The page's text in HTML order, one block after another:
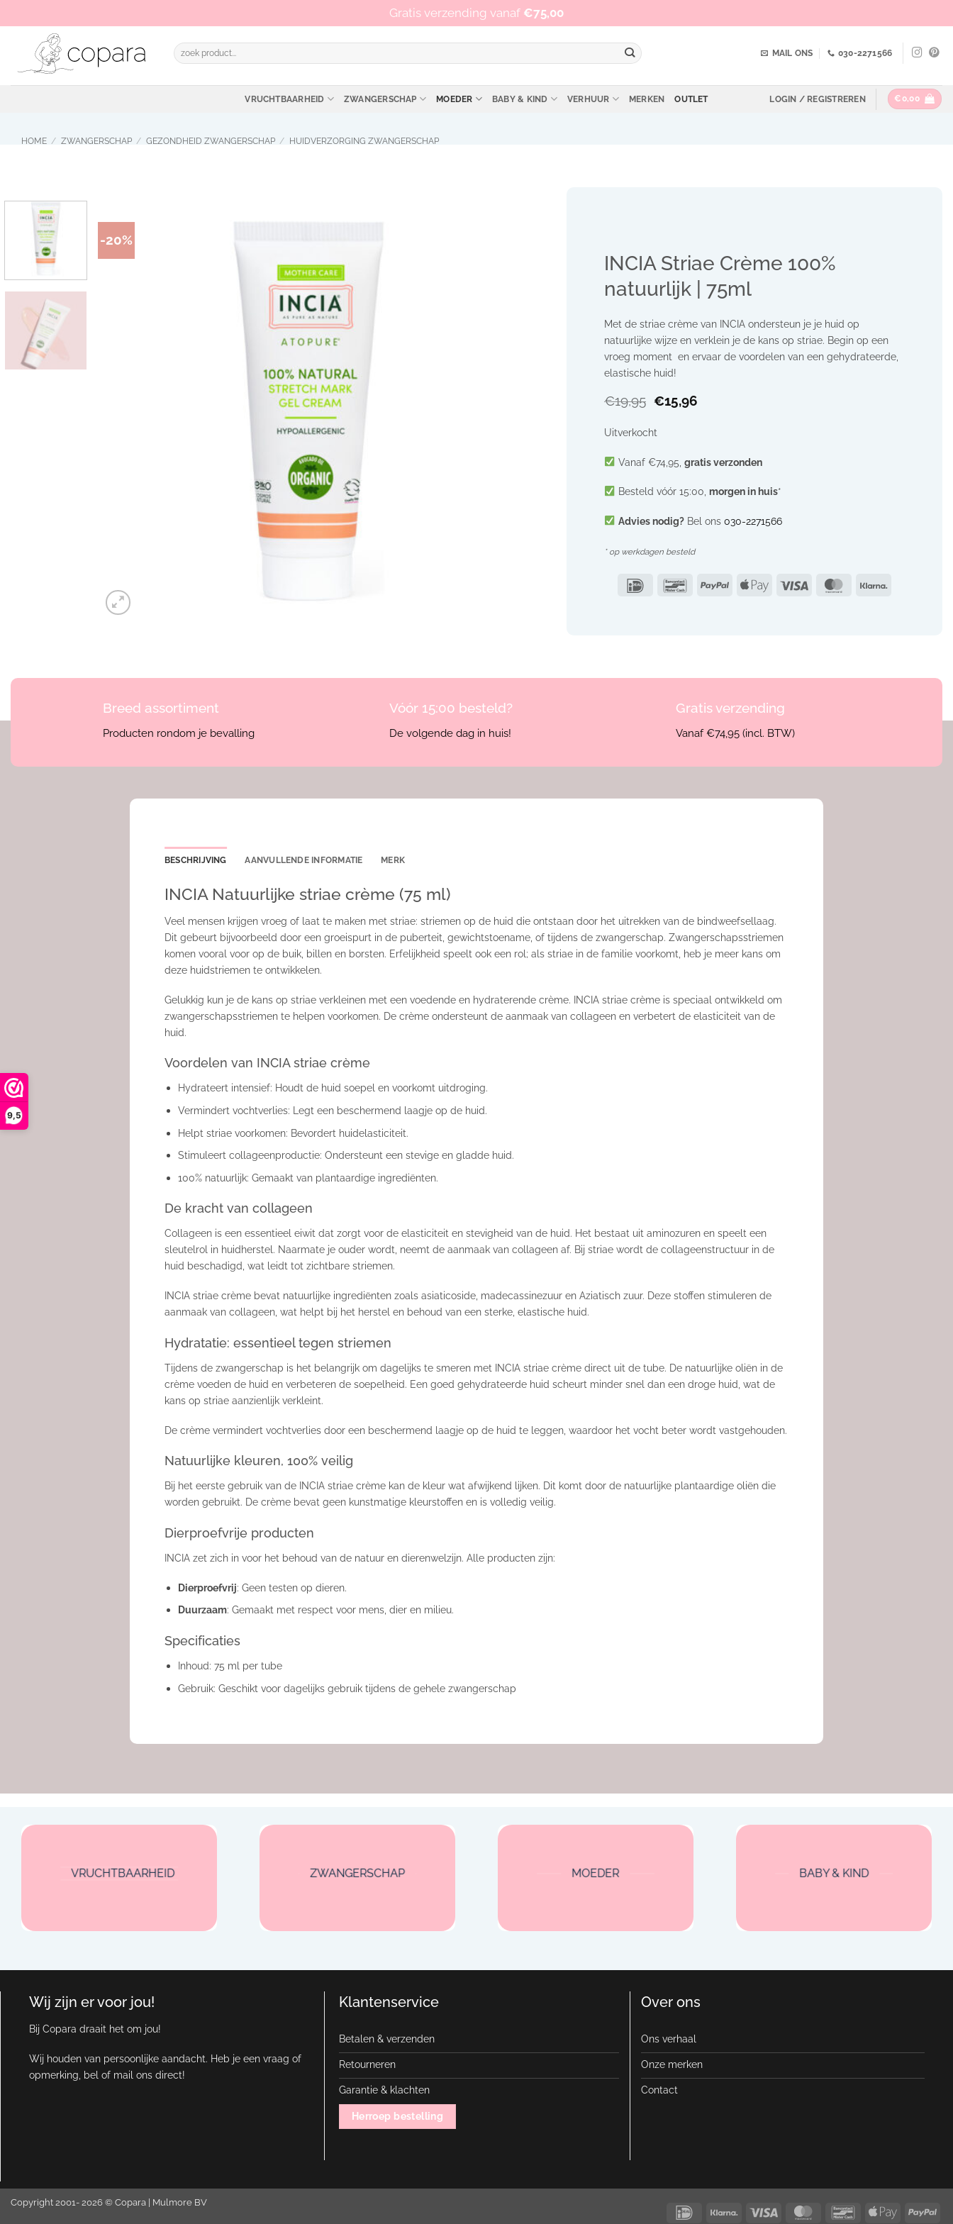
9,5
naar
Op werkdagen vóór 15:00 besteld, zelfde dag verzonden!
Zoeken
naar:
MAIL ONS 030-2271566
VRUCHTBAARHEID ZWANGERSCHAP MOEDER BABY & KIND VERHUUR MERKEN OUTLET LOGIN / REGISTREREN €0,00
HOME / ZWANGERSCHAP / GEZONDHEID ZWANGERSCHAP / HUIDVERZORGING ZWANGERSCHAP
-20%
INCIA Striae Crème 100%
natuurlijk | 75ml
Met de striae crème van INCIA ondersteun je je huid op
natuurlijke wijze en verklein je de kans op striae. Begin op een
vroeg moment en ervaar de voordelen van een gehydrateerde,
elastische huid!
€19,95 Oorspronkelijke
prijs
was:
€19,95.
€15,96Huidige
Uitverkocht
Vanaf €74,95,gratis verzonden
Besteld vóór 15:00,morgen in huis*
Advies nodig? Bel ons030-2271566
* op werkdagen besteld
IDeal BancontactPayPal Apple
Visa MasterCard
Breed assortiment
Producten rondom je bevalling
Vóór 15:00 besteld?
De volgende dag in huis!
Gratis verzending
Vanaf €74,95 (incl. BTW)
BESCHRIJVING AANVULLENDE INFORMATIE MERK
INCIA Natuurlijke striae crème (75 ml)
Veel mensen krijgen vroeg of laat te maken met striae: striemen op de huid die ontstaan door het uitrekken van de bindweefsellaag.
Dit gebeurt bijvoorbeeld door een groeispurt in de puberteit, gewichtstoename, of tijdens de zwangerschap. Zwangerschapsstriemen
komen vooral voor op de buik, billen en borsten. Erfelijkheid speelt ook een rol; als striae in de familie voorkomt, heb je meer kans om
deze huidstriemen te ontwikkelen.
Gelukkig kun je de kans op striae verkleinen met een voedende en hydraterende crème. INCIA striae crème is speciaal ontwikkeld om
zwangerschapsstriemen te helpen voorkomen. De crème ondersteunt de aanmaak van collageen en verbetert de elasticiteit van de
huid.
Voordelen van INCIA striae crème
Hydrateert intensief: Houdt de huid soepel en voorkomt uitdroging.
Vermindert vochtverlies: Legt een beschermend laagje op de huid.
Helpt striae voorkomen: Bevordert huidelasticiteit.
Stimuleert collageenproductie: Ondersteunt een stevige en gladde huid.
100% natuurlijk: Gemaakt van plantaardige ingrediënten.
De kracht van collageen
Collageen is een essentieel eiwit dat zorgt voor de elasticiteit en stevigheid van de huid. Het bestaat uit aminozuren en speelt een
sleutelrol in huidherstel. Naarmate je ouder wordt, neemt de aanmaak van collageen af. Bij striae wordt de collageenstructuur in de
huid beschadigd, wat leidt tot zichtbare striemen.
INCIA striae crème bevat natuurlijke ingrediënten zoals asiaticoside, madecassinezuur en Aziatisch zuur. Deze stoffen stimuleren de
aanmaak van collageen, wat helpt bij het herstel en behoud van een sterke, elastische huid.
Hydratatie: essentieel tegen striemen
Tijdens de zwangerschap is het belangrijk om dagelijks te smeren met INCIA striae crème direct uit de tube. De natuurlijke oliën in de
crème voeden de huid en verbeteren de soepelheid. Een goed gehydrateerde huid scheurt minder snel dan een droge huid, wat de
kans op striae aanzienlijk verkleint.
De crème vermindert vochtverlies door een beschermend laagje op de huid te leggen, waardoor het vocht beter wordt vastgehouden.
Natuurlijke kleuren, 100% veilig
Bij het eerste gebruik van de INCIA striae crème kan de kleur wat afwijkend lijken. Dit komt door de natuurlijke plantaardige oliën die
worden gebruikt. De crème bevat geen kunstmatige kleurstoffen en is volledig veilig.
Dierproefvrije producten
INCIA zet zich in voor het behoud van de natuur en dierenwelzijn. Alle producten zijn:
Dierproefvrij: Geen testen op dieren.
Duurzaam: Gemaakt met respect voor mens, dier en milieu.
Specificaties
Inhoud: 75 ml per tube
Gebruik: Geschikt voor dagelijks gebruik tijdens de gehele zwangerschap
VRUCHTBAARHEID ZWANGERSCHAP MOEDER BABY & KIND
Wij zijn er voor jou!
Bij Copara draait het om jou!
Wij houden van persoonlijke aandacht. Heb je een vraag of
opmerking, bel of mail ons direct!
Klantenservice
Betalen & verzenden
Retourneren
Garantie & klachten
Herroep bestelling
Over ons
Ons verhaal
Onze merken
Contact
IDeal Klarna Visa MasterCardBancontactApple
Copyright 2001- 2026 © Copara | Mulmore BV
Gratis verzending vanaf €75,00